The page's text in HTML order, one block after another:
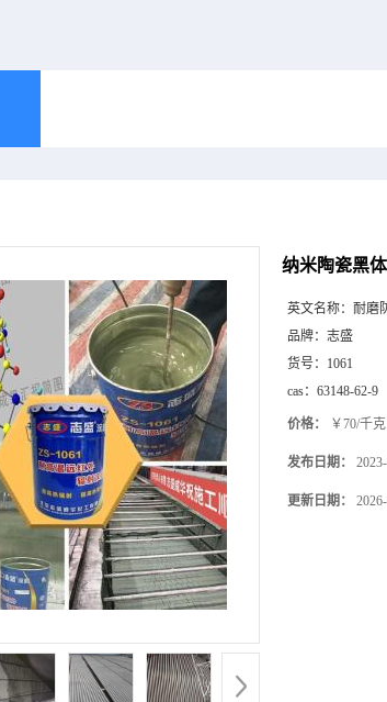
纳米陶瓷黑
英文名称： 耐磨
品牌： 志盛
货号： 1061
cas： 63148-62-9
价格： ￥70/千克
发布日期：
更新日期：